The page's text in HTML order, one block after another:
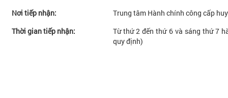
Nơi tiếp nhận:
Trung tâm Hành chính công cấp
Thời gian tiếp nhận:
Từ thứ 2 đến thứ 6 và sáng thứ 7
quy định)